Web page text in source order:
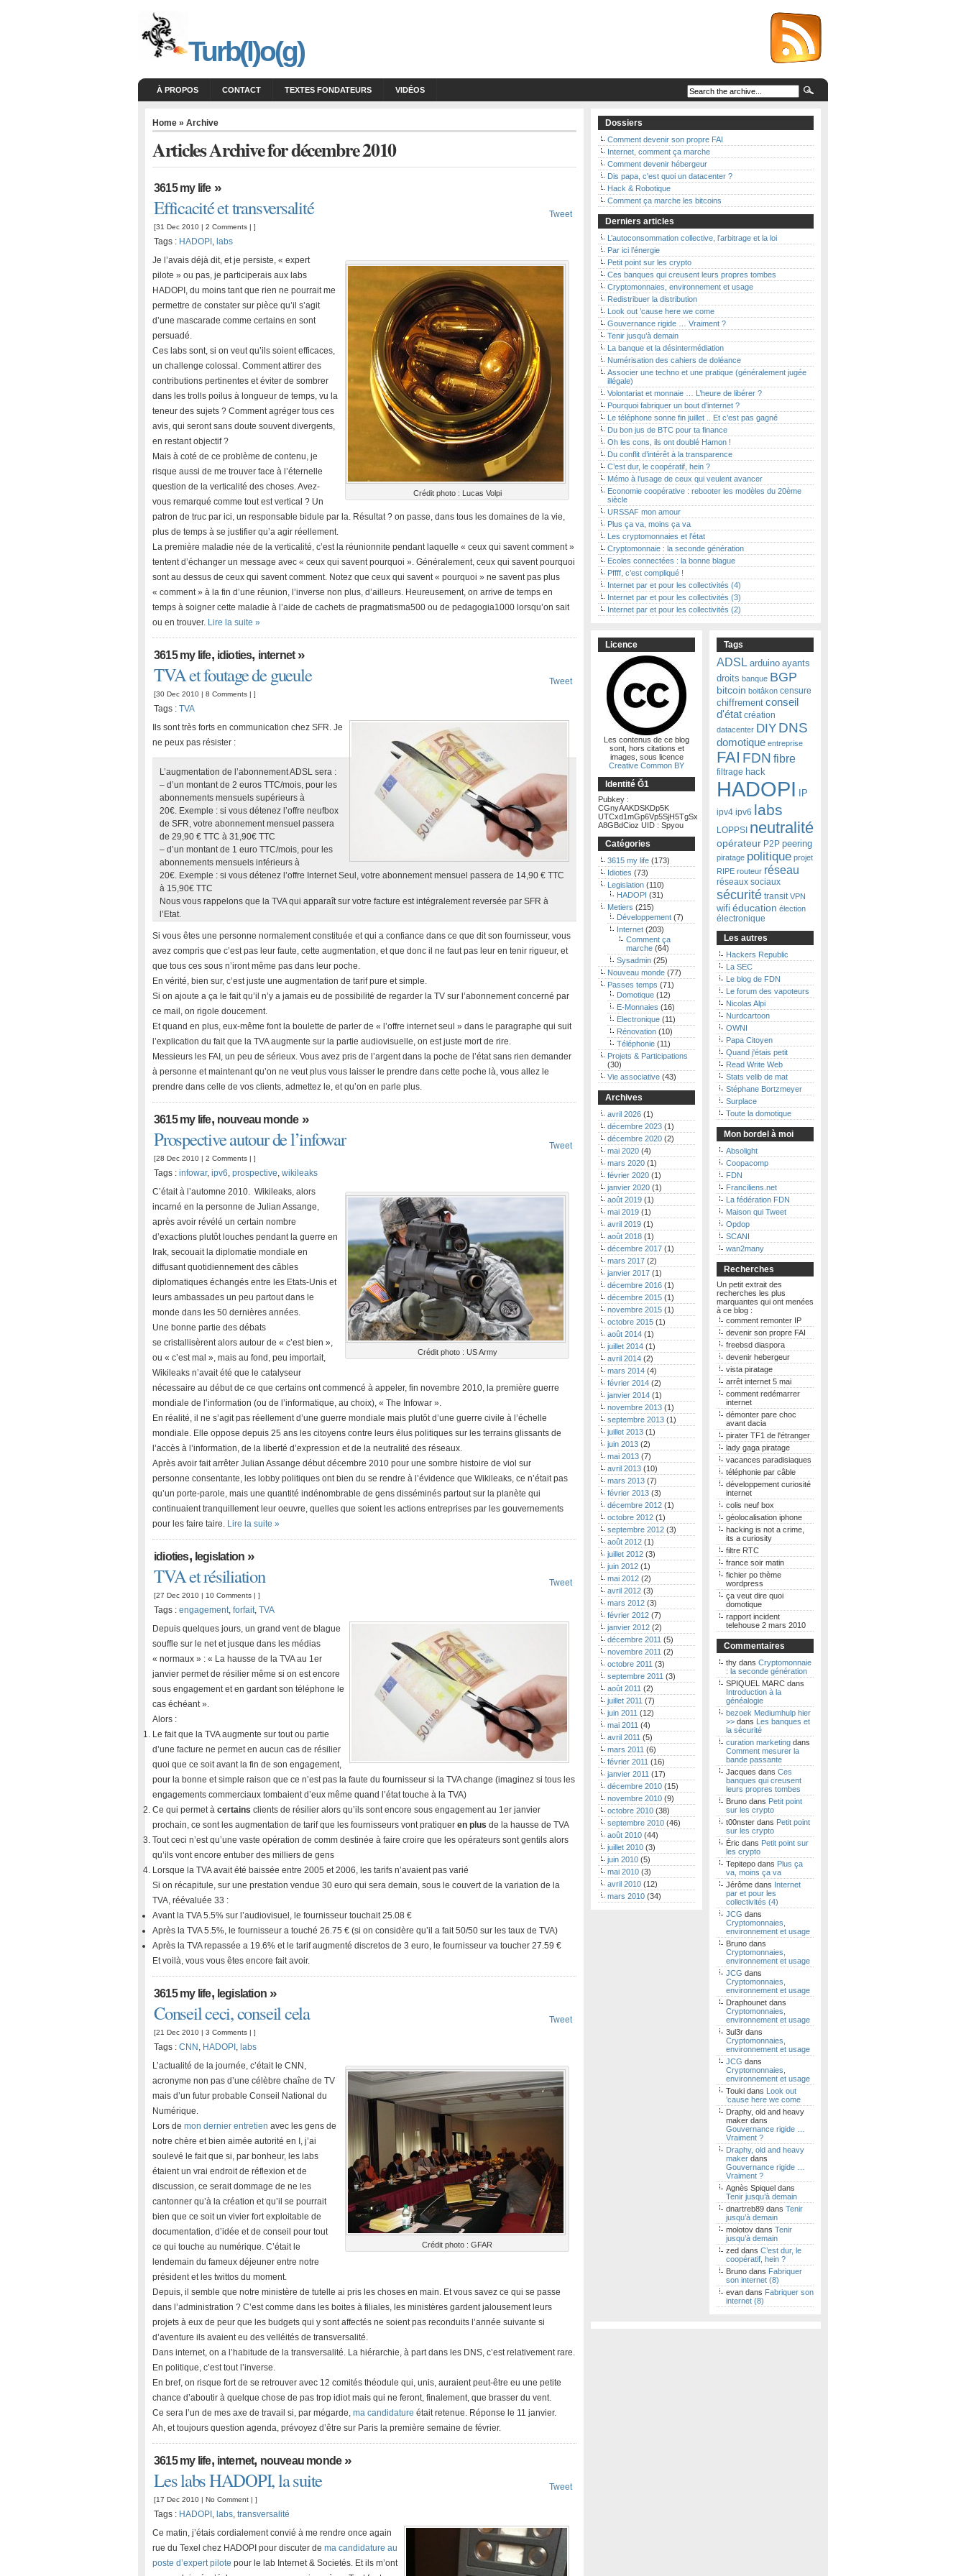
Turb(l)o(g)
À PROPOS CONTACT TEXTES FONDATEURS VIDÉOS
Home » Archive
Articles Archive for décembre 2010
3615 my life»
Efficacité et transversalité
[31 Dec 2010 | 2 Comments | ]
Tags : HADOPI , labs
Tweet
Crédit photo : Lucas Volpi
Je l’avais déjà dit, et je persiste, « expert
pilote » ou pas, je participerais aux labs
HADOPI, du moins tant que rien ne pourrait me
permettre de constater sur pièce qu’il s’agit
d’une mascarade comme certains en sont
persuadé.
Ces labs sont, si on veut qu’ils soient efficaces,
un challenge colossal. Comment attirer des
contributions pertinentes et éviter de sombrer
dans les trolls poilus à longueur de temps, vu la
teneur des sujets ? Comment agréger tous ces
avis, qui seront sans doute souvent divergents,
en restant objectif ?
Mais à coté de ce problème de contenu, je
risque aussi de me trouver face à l’éternelle
question de la verticalité des choses. Avez-
vous remarqué comme tout est vertical ? Un
patron de truc par ici, un responsable bidule par la. Résultat ? on passe, dans tous les domaines de la vie,
plus de temps à se justifier qu’a agir réellement.
La première maladie née de la verticalité, c’est la réunionnite pendant laquelle « ceux qui savent comment »
tentent d’échanger un message avec « ceux qui savent pourquoi ». Généralement, ceux qui savent pourquoi
sont au dessus de ceux qui savent comment. Notez que ceux qui savent « pourquoi » ne savent pas plus
« comment » à la fin d’une réunion, l’inverse non plus, d’ailleurs. Heureusement, on arrive de temps en
temps à soigner cette maladie à l’aide de cachets de pragmatisma500 ou de pedagogia1000 lorsqu’on sait
ou en trouver. Lire la suite »
3615 my life, idioties, internet»
TVA et foutage de gueule
[30 Dec 2010 | 8 Comments | ]
Tags : TVA
Tweet
Ils sont très forts en communication chez SFR. Je
ne peux pas résister :
L’augmentation de l’abonnement ADSL sera :
– d’un montant de 2 euros TTC/mois, pour les
abonnements mensuels supérieurs à
20€. Exemple : si vous détenez l’offre neufbox
de SFR, votre abonnement mensuel passera
de 29,90 € TTC à 31,90€ TTC
– d’un montant de 1 euro TTC/mois, pour les
abonnements mensuels inférieurs à
20€. Exemple : si vous détenez l’offre Internet Seul, votre abonnement mensuel passera de 14,90 € TTC
à 15,90€ TTC
Nous vous rappelons que la TVA qui apparaît sur votre facture est intégralement reversée par SFR à
l’Etat.
Si vous êtes une personne normalement constituée et qui a confiance dans ce que dit son fournisseur, vous
avez compris que c’est pas leur faute, cette augmentation, et que donc il ne faut pas leur en tenir rigueur, et
que tous ces sous n’iront même pas dans leur poche.
En vérité, bien sur, c’est juste une augmentation de tarif pure et simple.
Si on ajoute a ça le fait qu’il n’y a jamais eu de possibilité de regarder la TV sur l’abonnement concerné par
ce mail, on rigole doucement.
Et quand en plus, eux-même font la boulette de parler de « l’offre internet seul » dans le paragraphe qui suit
l’explication du fait que la TVA augmente sur la partie audiovisuelle, on est juste mort de rire.
Messieurs les FAI, un peu de sérieux. Vous avez pris de l’argent dans la poche de l’état sans rien demander
à personne et maintenant qu’on ne veut plus vous laisser le prendre dans cette poche là, vous allez le
prendre dans celle de vos clients, admettez le, et qu’on en parle plus.
3615 my life, nouveau monde»
Prospective autour de l’infowar
[28 Dec 2010 | 2 Comments | ]
Tags : infowar, ipv6, prospective, wikileaks
Tweet
Crédit photo : US Army
C’était à l’automne 2010. Wikileaks, alors
incarné en la personne de Julian Assange,
après avoir révélé un certain nombre
d’exactions plutôt louches pendant la guerre en
Irak, secouait la diplomatie mondiale en
diffusant quotidiennement des câbles
diplomatiques échangés entre les Etats-Unis et
leurs ambassades un peu partout dans le
monde dans les 50 dernières années.
Une bonne partie des débats
se cristallisèrent alors autour de « c’est bien »,
ou « c’est mal », mais au fond, peu importait,
Wikileaks n’avait été que le catalyseur
nécessaire au début de ce que certains ont commencé à appeler, fin novembre 2010, la première guerre
mondiale de l’information (ou de l’informatique, au choix), « The Infowar ».
En réalité, il ne s’agit pas réellement d’une guerre mondiale mais plutôt d’une guerre civile à l’échelle
mondiale. Elle oppose depuis 25 ans les citoyens contre leurs élus politiques sur les terrains glissants de
l’accès à l’information, de la liberté d’expression et de la neutralité des réseaux.
Après avoir fait arrêter Julian Assange début décembre 2010 pour une sombre histoire de viol sur
personne consentante, les lobby politiques ont bien du se rendre à l’évidence que Wikileaks, ce n’était pas
qu’un porte-parole, mais une quantité indénombrable de gens disséminés partout sur la planète qui
continuaient tranquillement leur oeuvre, quelles que soient les actions entreprises par les gouvernements
pour les faire taire. Lire la suite »
idioties, legislation »
TVA et résiliation
[27 Dec 2010 | 10 Comments | ]
Tags : engagement, forfait, TVA
Tweet
Depuis quelques jours, un grand vent de blague
souffle sur le net et jusque dans les médias
« normaux » : « La hausse de la TVA au 1er
janvier permet de résilier même si on est encore
sous engagement et en gardant son téléphone le
cas échéant ».
Alors :
Le fait que la TVA augmente sur tout ou partie
d’une facture ne permet en aucun cas de résilier
quoi que ce soit avant la fin de son engagement,
pour la bonne et simple raison que ce n’est pas la faute du fournisseur si la TVA change (imaginez si tous les
engagements commerciaux tombaient d’eux même quand l’état touche à la TVA)
Ce qui permet à certains clients de résilier alors qu’ils sont encore sous engagement au 1er janvier
prochain, ce sont les augmentation de tarif que les fournisseurs vont pratiquer en plus de la hausse de TVA
Tout ceci n’est qu’une vaste opération de comm destinée à faire croire que les opérateurs sont gentils alors
qu’ils vont encore entuber des milliers de gens
Lorsque la TVA avait été baissée entre 2005 et 2006, les tarifs n’avaient pas varié
Si on récapitule, sur une prestation vendue 30 euro qui sera demain, sous le couvert de la variation de la
TVA, réévaluée 33 :
Avant la TVA 5.5% sur l’audiovisuel, le fournisseur touchait 25.08 €
Après la TVA 5.5%, le fournisseur a touché 26.75 € (si on considère qu’il a fait 50/50 sur les taux de TVA)
Après la TVA repassée a 19.6% et le tarif augmenté discretos de 3 euro, le fournisseur va toucher 27.59 €
Et voilà, vous vous êtes encore fait avoir.
3615 my life, legislation »
Conseil ceci, conseil cela
[21 Dec 2010 | 3 Comments | ]
Tags : CNN , HADOPI , labs
Tweet
Crédit photo : GFAR
L’actualité de la journée, c’était le CNN,
acronyme non pas d’une célèbre chaîne de TV
mais d’un futur probable Conseil National du
Numérique.
Lors de mon dernier entretien avec les gens de
notre chère et bien aimée autorité en I, j’ai
soulevé le fait que si, par bonheur, les labs
étaient un vrai endroit de réflexion et de
discussion, ce serait dommage de ne les
cantonner qu’à la création et qu’il se pourrait
bien que ce soit un vivier fort exploitable de
documentation, d’idée et de conseil pour tout
ce qui touche au numérique. C’était le
lendemain du fameux déjeuner entre notre
président et les twittos du moment.
Depuis, il semble que notre ministère de tutelle ai pris les choses en main. Et vous savez ce qui se passe
dans l’administration ? C’est comme dans les boites à filiales, les ministères gardent jalousement leurs
projets à eux de peur que les budgets qui y sont affectés ne soient pas reconduits l’année suivante si
d’aventure ils avaient eu des velléités de transversalité.
Dans internet, on a l’habitude de la transversalité. La hiérarchie, à part dans les DNS, c’est relativement rare.
En politique, c’est tout l’inverse.
En bref, on risque fort de se retrouver avec 12 comités théodule qui, unis, auraient peut-être eu une petite
chance d’aboutir à quelque chose de pas trop idiot mais qui ne feront, finalement, que brasser du vent.
Ce sera l’un de mes axe de travail si, par mégarde, ma candidature était retenue. Réponse le 11 janvier.
Ah, et toujours question agenda, prévoyez d’être sur Paris la première semaine de février.
3615 my life, internet, nouveau monde»
Les labs HADOPI, la suite
[17 Dec 2010 | No Comment | ]
Tags : HADOPI , labs, transversalité
Tweet
Ce matin, j’étais cordialement convié à me rendre once again
rue du Texel chez HADOPI pour discuter de ma candidature au
poste d’expert pilote pour le lab Internet & Societés. Et ils m’ont
Dossiers
Comment devenir son propre FAI
Internet, comment ça marche
Comment devenir hébergeur
Dis papa, c'est quoi un datacenter ?
Hack & Robotique
Comment ça marche les bitcoins
Derniers articles
L’autoconsommation collective, l’arbitrage et la loi
Par ici l’énergie
Petit point sur les crypto
Ces banques qui creusent leurs propres tombes
Cryptomonnaies, environnement et usage
Redistribuer la distribution
Look out ’cause here we come
Gouvernance rigide … Vraiment ?
Tenir jusqu’à demain
La banque et la désintermédiation
Numérisation des cahiers de doléance
Associer une techno et une pratique (généralement jugée
illégale)
Volontariat et monnaie … L’heure de libérer ?
Pourquoi fabriquer un bout d’internet ?
Le téléphone sonne fin juillet .. Et c’est pas gagné
Du bon jus de BTC pour ta finance
Oh les cons, ils ont doublé Hamon !
Du conflit d’intérêt à la transparence
C’est dur, le coopératif, hein ?
Mémo à l’usage de ceux qui veulent avancer
Economie coopérative : rebooter les modèles du 20ème
siècle
URSSAF mon amour
Plus ça va, moins ça va
Les cryptomonnaies et l’état
Cryptomonnaie : la seconde génération
Ecoles connectées : la bonne blague
Pffff, c’est compliqué !
Internet par et pour les collectivités (4)
Internet par et pour les collectivités (3)
Internet par et pour les collectivités (2)
Licence
Les contenus de ce blog
sont, hors citations et
images, sous licence
Creative Common BY
Identité Ğ1
Pubkey :
CGnyAAKDSKDp5K
UTCxd1mGp6Vp5SjH5TgSx
A8GBdCioz UID : Spyou
Catégories
3615 my life (173)
Idioties (73)
Legislation (110)
HADOPI (31)
Metiers (215)
Développement (7)
Internet (203)
Comment ça
marche (64)
Sysadmin (25)
Nouveau monde (77)
Passes temps (71)
Domotique (12)
E-Monnaies (16)
Electronique (11)
Rénovation (10)
Téléphonie (11)
Projets & Participations
(30)
Vie associative (43)
Archives
avril 2026 (1)
décembre 2023 (1)
décembre 2020 (2)
mai 2020 (4)
mars 2020 (1)
février 2020 (1)
janvier 2020 (1)
août 2019 (1)
mai 2019 (1)
avril 2019 (1)
août 2018 (1)
décembre 2017 (1)
mars 2017 (2)
janvier 2017 (1)
décembre 2016 (1)
décembre 2015 (1)
novembre 2015 (1)
octobre 2015 (1)
août 2014 (1)
juillet 2014 (1)
avril 2014 (2)
mars 2014 (4)
février 2014 (2)
janvier 2014 (1)
novembre 2013 (1)
septembre 2013 (1)
juillet 2013 (1)
juin 2013 (2)
mai 2013 (7)
avril 2013 (10)
mars 2013 (7)
février 2013 (3)
décembre 2012 (1)
octobre 2012 (1)
septembre 2012 (3)
août 2012 (1)
juillet 2012 (3)
juin 2012 (1)
mai 2012 (2)
avril 2012 (3)
mars 2012 (3)
février 2012 (7)
janvier 2012 (2)
décembre 2011 (5)
novembre 2011 (2)
octobre 2011 (3)
septembre 2011 (3)
août 2011 (2)
juillet 2011 (7)
juin 2011 (12)
mai 2011 (4)
avril 2011 (5)
mars 2011 (6)
février 2011 (16)
janvier 2011 (17)
décembre 2010 (15)
novembre 2010 (9)
octobre 2010 (38)
septembre 2010 (46)
août 2010 (44)
juillet 2010 (3)
juin 2010 (5)
mai 2010 (3)
avril 2010 (12)
mars 2010 (34)
Tags
ADSL arduino ayants
droits banque BGP
bitcoin boitâkon censure
chiffrement conseil
d'état création
datacenter DIY DNS
domotique entreprise
FAI FDN fibre
filtrage hack
HADOPI
IP
ipv4 ipv6 labs
LOPPSI neutralité
opérateur P2P peering
piratage politique projet
RIPE routeur réseau
réseaux sociaux
sécurité transit VPN
wifi éducation élection
électronique
Les autres
Hackers Republic
La SEC
Le blog de FDN
Le forum des vapoteurs
Nicolas Alpi
Nurdcartoon
OWNI
Papa Citoyen
Quand j'étais petit
Read Write Web
Stats velib de mat
Stéphane Bortzmeyer
Surplace
Toute la domotique
Mon bordel à moi
Absolight
Coopacomp
FDN
Franciliens.net
La fédération FDN
Maison qui Tweet
Opdop
SCANI
wan2many
Recherches
Un petit extrait des
recherches les plus
marquantes qui ont menées
à ce blog :
comment remonter IP
devenir son propre FAI
freebsd diaspora
devenir hebergeur
vista piratage
arrêt internet 5 mai
comment redémarrer
internet
démonter pare choc
avant dacia
pirater TF1 de l'étranger
lady gaga piratage
vacances paradisiaques
téléphonie par câble
développement curiosité
internet
colis neuf box
géolocalisation iphone
hacking is not a crime,
its a curiosity
filtre RTC
france soir matin
fichier po thème
wordpress
ça veut dire quoi
domotique
rapport incident
telehouse 2 mars 2010
Commentaires
thy dans Cryptomonnaie
: la seconde génération
SPIQUEL MARC dans
Introduction à la
généalogie
bezoek Mediumhulp hier
>> dans Les banques et
la sécurité
curation marketing dans
Comment mesurer la
bande passante
Jacques dans Ces
banques qui creusent
leurs propres tombes
Bruno dans Petit point
sur les crypto
t00nster dans Petit point
sur les crypto
Éric dans Petit point sur
les crypto
Tepitepo dans Plus ça
va, moins ça va
Jérôme dans Internet
par et pour les
collectivités (4)
JCG dans
Cryptomonnaies,
environnement et usage
Bruno dans
Cryptomonnaies,
environnement et usage
JCG dans
Cryptomonnaies,
environnement et usage
Draphounet dans
Cryptomonnaies,
environnement et usage
3ul3r dans
Cryptomonnaies,
environnement et usage
JCG dans
Cryptomonnaies,
environnement et usage
Touki dans Look out
’cause here we come
Draphy, old and heavy
maker dans
Gouvernance rigide …
Vraiment ?
Draphy, old and heavy
maker dans
Gouvernance rigide …
Vraiment ?
Agnès Spiquel dans
Tenir jusqu’à demain
dnartreb89 dans Tenir
jusqu’à demain
molotov dans Tenir
jusqu’à demain
zed dans C’est dur, le
coopératif, hein ?
Bruno dans Fabriquer
son internet (8)
evan dans Fabriquer son
internet (8)